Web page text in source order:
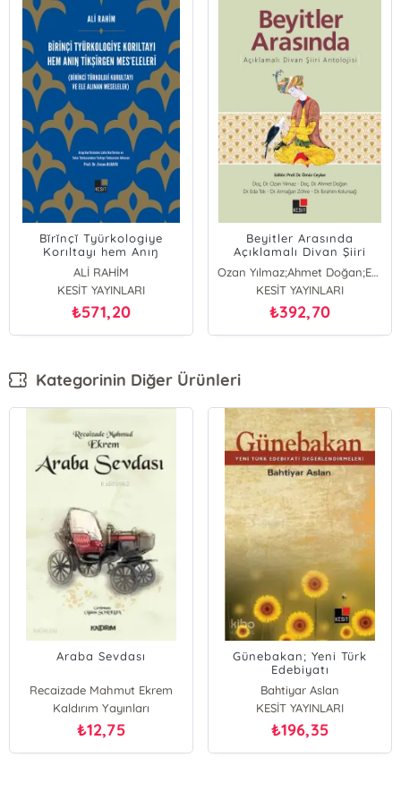
Bĭrĭnçĭ Tyürkologiye
Korıltayı hem Anıŋ
Tikşĭrgen Mes’elelerĭ
(Birinci Türkoloji Kurultayı
ve Ele Alınan Meseleler)
ALİ RAHİM
KESİT YAYINLARI
₺571,20
Beyitler Arasında
Açıklamalı Divan Şiiri
Antolojisi
Ozan Yılmaz;Ahmet Doğan;Eda Tok;Armağan Zöhre
KESİT YAYINLARI
₺392,70
Kategorinin Diğer Ürünleri
Araba Sevdası
Recaizade Mahmut Ekrem
Kaldırım Yayınları
₺12,75
Günebakan; Yeni Türk
Edebiyatı
Değerlendirmeleri
Bahtiyar Aslan
KESİT YAYINLARI
₺196,35